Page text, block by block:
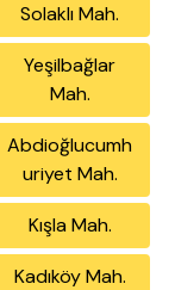
Solaklı Mah.
Yeşilbağlar
Mah.
Abdioğlucumh
uriyet Mah.
Kışla Mah.
Kadıköy Mah.